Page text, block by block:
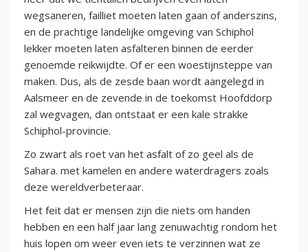
wegsaneren, failliet moeten laten gaan of anderszins,
en de prachtige landelijke omgeving van Schiphol
lekker moeten laten asfalteren binnen de eerder
genoemde reikwijdte. Of er een woestijnsteppe van
maken. Dus, als de zesde baan wordt aangelegd in
Aalsmeer en de zevende in de toekomst Hoofddorp
zal wegvagen, dan ontstaat er een kale strakke
Schiphol-provincie.
Zo zwart als roet van het asfalt of zo geel als de
Sahara. met kamelen en andere waterdragers zoals
deze wereldverbeteraar.
Het feit dat er mensen zijn die niets om handen
hebben en een half jaar lang zenuwachtig rondom het
huis lopen om weer even iets te verzinnen wat ze